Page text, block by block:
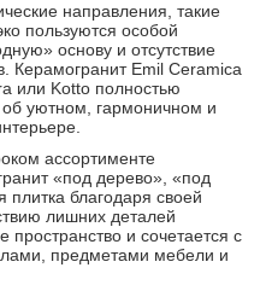
направления, такие
пользуются особой
основу и отсутствие
Керамогранит Emil Ceramica
или Kotto полностью
об уютном, гармоничном и
ассортименте
«под дерево», «под
благодаря своей
лишних деталей
и сочетается с
предметами мебели и